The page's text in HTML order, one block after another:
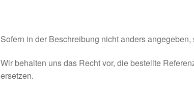
Sofern in der Beschreibung nicht anders
Wir behalten uns das Recht vor, die bestellte
ersetzen.